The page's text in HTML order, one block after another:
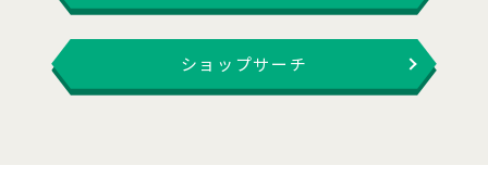
ショップサーチ